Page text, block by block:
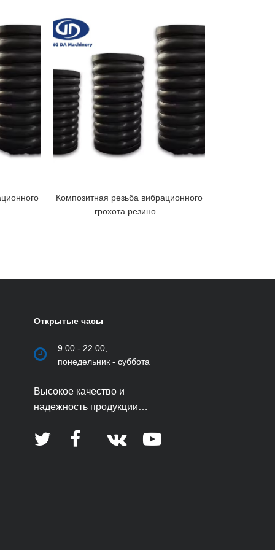
Композитная резьба вибрационного
грохота резино...
Открытые часы
9:00 - 22:00,
понедельник - суббота
Высокое качество и
надежность продукции
компании.